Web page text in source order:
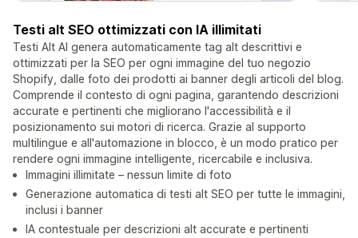
Testi alt SEO ottimizzati con IA illimitati
Testi Alt AI genera automaticamente tag alt descrittivi e
ottimizzati per la SEO per ogni immagine del tuo negozio
Shopify, dalle foto dei prodotti ai banner degli articoli del blog.
Comprende il contesto di ogni pagina, garantendo descrizioni
accurate e pertinenti che migliorano l'accessibilità e il
posizionamento sui motori di ricerca. Grazie al supporto
multilingue e all'automazione in blocco, è un modo pratico per
rendere ogni immagine intelligente, ricercabile e inclusiva.
Immagini illimitate – nessun limite di foto
Generazione automatica di testi alt SEO per tutte le immagini,
inclusi i banner
IA contestuale per descrizioni alt accurate e pertinenti